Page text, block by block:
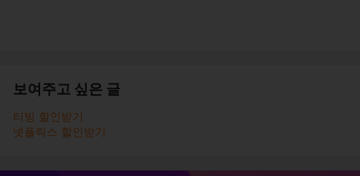
보여주고 싶은 글
티빙 할인받기
넷플릭스 할인받기